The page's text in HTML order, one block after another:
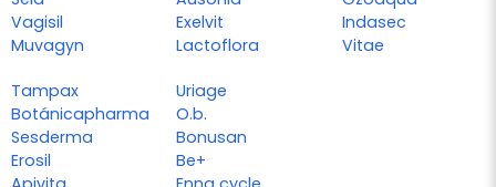
Vagisil
Muvagyn
Exelvit
Lactoflora
Indasec
Vitae
Tampax
Botánicapharma
Sesderma
Erosil
Uriage
O.b.
Bonusan
Be+